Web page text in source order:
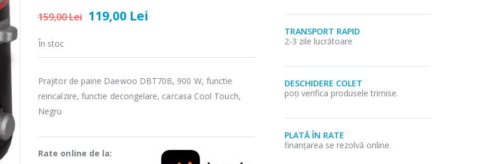
159,00 Lei 119,00 Lei
În stoc
Prajitor de paine Daewoo DBT70B, 900 W, functie
reincalzire, functie decongelare, carcasa Cool Touch,
Negru
Rate online de la:
TRANSPORT RAPID
2-3 zile lucrătoare
DESCHIDERE COLET
poți verifica produsele trimise.
PLATĂ ÎN RATE
finanțarea se rezolvă online.